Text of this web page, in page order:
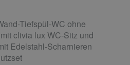
Tiefspül-WC ohne
clivia lux WC-Sitz und
Edelstahl-Scharnieren